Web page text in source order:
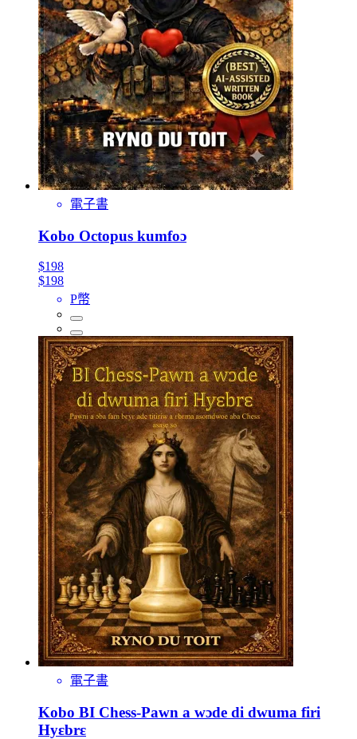
電子書
Kobo Octopus kumfoɔ
$198
$198
P幣
電子書
Kobo BI Chess-Pawn a wɔde di dwuma firi
Hyɛbrɛ